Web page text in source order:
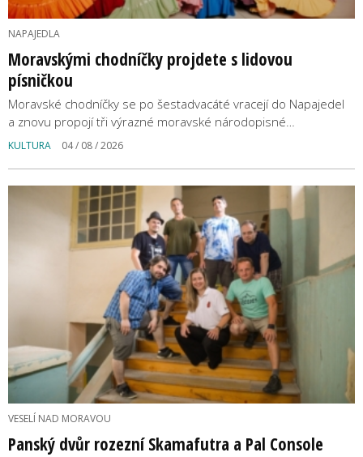
NAPAJEDLA
Moravskými chodníčky projdete s lidovou
písničkou
Moravské chodníčky se po šestadvacáté vracejí do Napajedel
a znovu propojí tři výrazné moravské národopisné…
KULTURA 04 / 08 / 2026
VESELÍ NAD MORAVOU
Panský dvůr rozezní Skamafutra a Pal Console